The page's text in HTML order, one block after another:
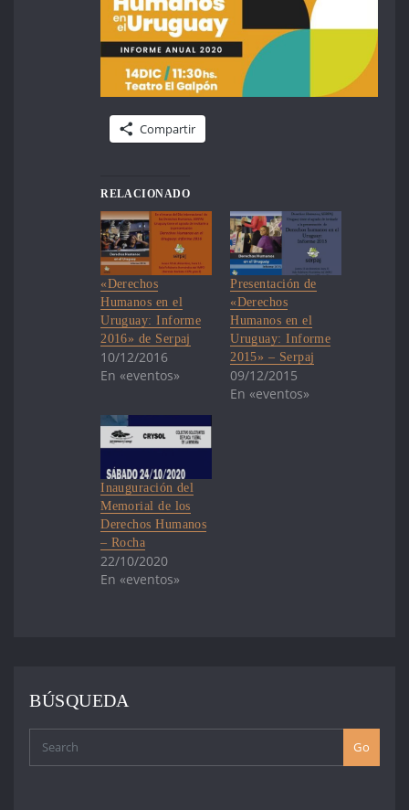
Compartir
RELACIONADO
«Derechos
Humanos en el
Uruguay: Informe
2016» de Serpaj
10/12/2016
En «eventos»
Presentación de
«Derechos
Humanos en el
Uruguay: Informe
2015» – Serpaj
09/12/2015
En «eventos»
Inauguración del
Memorial de los
Derechos Humanos
– Rocha
22/10/2020
En «eventos»
BÚSQUEDA
Go